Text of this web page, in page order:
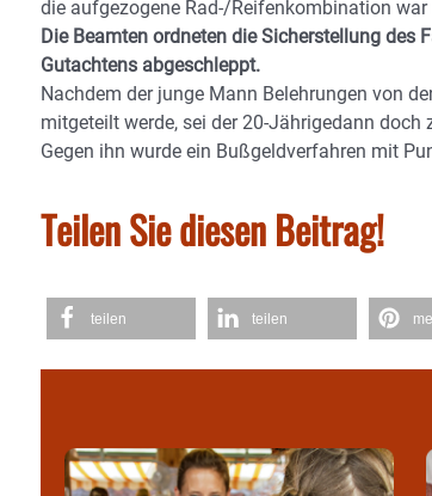
die aufgezogene Rad-/Reifenkombination
Die Beamten ordneten die Sicherstellung des
Gutachtens abgeschleppt.
Nachdem der junge Mann Belehrungen von
mitgeteilt werde, sei der 20-Jährigedann
Gegen ihn wurde ein Bußgeldverfahren mit
Teilen Sie diesen Beitrag!
teilen teilen